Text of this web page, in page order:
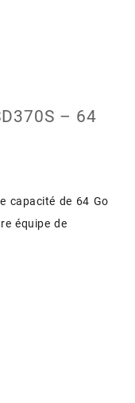
– 64
capacité de 64 Go
équipe de